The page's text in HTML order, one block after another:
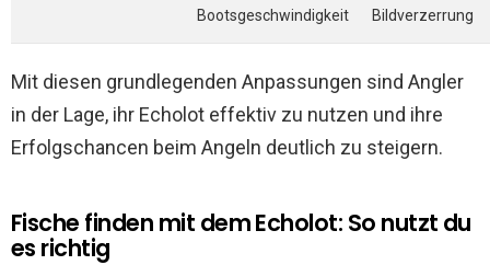
Bootsgeschwindigkeit
Bildverzerrung
Mit diesen grundlegenden Anpassungen sind Angler
in der Lage, ihr Echolot effektiv zu nutzen und ihre
Erfolgschancen beim Angeln deutlich zu steigern.
Fische finden mit dem Echolot: So nutzt du
es richtig